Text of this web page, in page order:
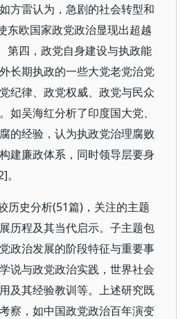
方雷认为，急剧的社会转型和
东欧国家政党政治显现出超越
第四，政党自身建设与执政能
长期执政的一些大党老党治党
纪律、政党权威、政党与民众
如吴海红分析了印度国大党、
的经验，认为执政党治理腐败
建廉政体系，同时领导层要身
历史分析(51篇)，关注的主题
历程及其当代启示。子主题包
政治发展的阶段特征与重要事
说与政党政治实践，世界社会
及其经验教训等。上述研究既
察，如中国政党政治百年演变